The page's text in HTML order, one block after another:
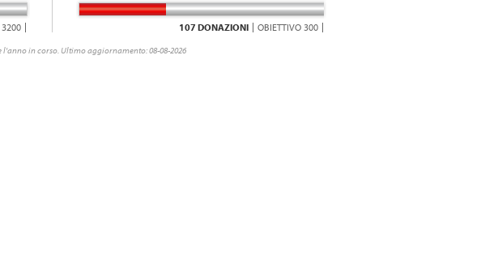
3200 107 DONAZIONI OBIETTIVO 300
in corso. Ultimo aggiornamento: 08-08-2026